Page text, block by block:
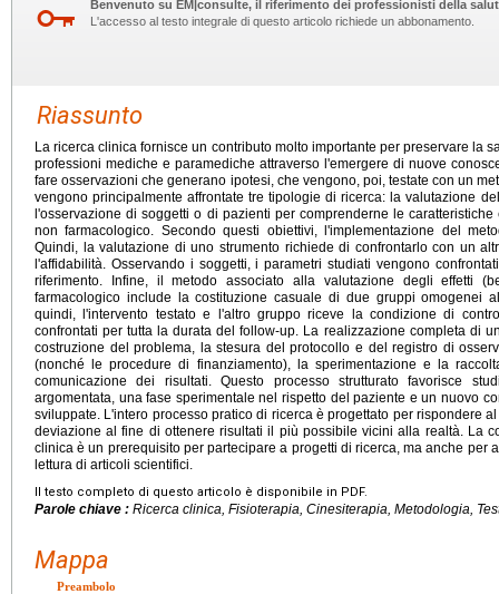
Benvenuto su EM|consulte, il riferimento dei professionisti della
L'accesso al testo integrale di questo articolo richiede un abbonamento.
Riassunto
La ricerca clinica fornisce un contributo molto importante per preservare la
professioni mediche e paramediche attraverso l'emergere di nuove
fare osservazioni che generano ipotesi, che vengono, poi, testate con un
vengono principalmente affrontate tre tipologie di ricerca: la valutazione
l'osservazione di soggetti o di pazienti per comprenderne le
non farmacologico. Secondo questi obiettivi, l'implementazione del
Quindi, la valutazione di uno strumento richiede di confrontarlo con un
l'affidabilità. Osservando i soggetti, i parametri studiati vengono
riferimento. Infine, il metodo associato alla valutazione degli effetti
farmacologico include la costituzione casuale di due gruppi omogenei
quindi, l'intervento testato e l'altro gruppo riceve la condizione di
confrontati per tutta la durata del follow-up. La realizzazione completa di
costruzione del problema, la stesura del protocollo e del registro di
(nonché le procedure di finanziamento), la sperimentazione e la
comunicazione dei risultati. Questo processo strutturato favorisce
argomentata, una fase sperimentale nel rispetto del paziente e un nuovo
sviluppate. L'intero processo pratico di ricerca è progettato per rispondere
deviazione al fine di ottenere risultati il più possibile vicini alla realtà. La
clinica è un prerequisito per partecipare a progetti di ricerca, ma anche per
lettura di articoli scientifici.
Il testo completo di questo articolo è disponibile in PDF.
Parole chiave : Ricerca clinica, Fisioterapia, Cinesiterapia, Metodologia,
Mappa
Preambolo